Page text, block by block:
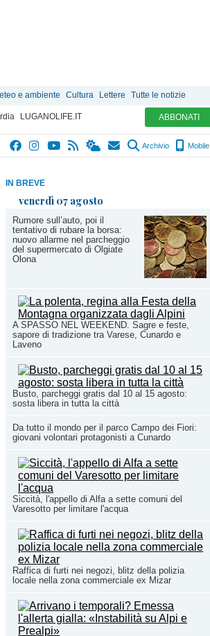
e ambiente Cultura Lettere Tutte le notizie
LUGANOLIFE.IT ABBONATI
Archivio Mobile
IN BREVE
venerdì 07 agosto
Rumore sull’auto, poi il
tentativo di rubare la borsa:
nuovo allarme nel parcheggio
del supermercato di Olgiate
Olona
A SPASSO NEL WEEKEND. Sagre e feste,
sapore di tradizione tra Varese, Cunardo e
Laveno
Busto, parcheggi gratis dal 10 al 15 agosto:
sosta libera in tutta la città
Da tutto il mondo per il parco Campo dei Fiori:
giovani volontari protagonisti a Cunardo
Siccità, l'appello di Alfa a sette comuni del
Varesotto per limitare l'acqua
Raffica di furti nei negozi, blitz della polizia
locale nella zona commerciale ex Mizar